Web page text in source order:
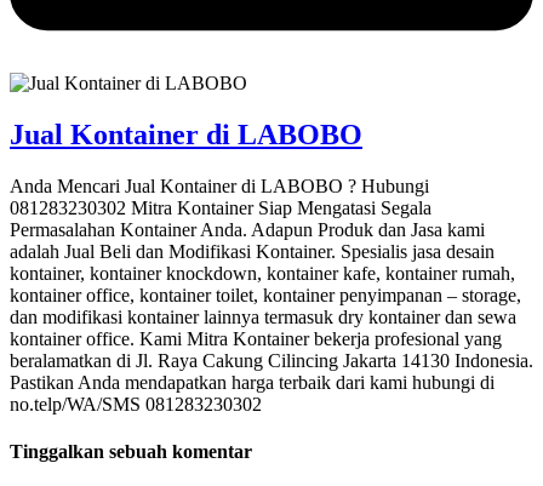
Jual Kontainer di LABOBO
Anda Mencari Jual Kontainer di LABOBO ? Hubungi
081283230302 Mitra Kontainer Siap Mengatasi Segala
Permasalahan Kontainer Anda. Adapun Produk dan Jasa kami
adalah Jual Beli dan Modifikasi Kontainer. Spesialis jasa desain
kontainer, kontainer knockdown, kontainer kafe, kontainer rumah,
kontainer office, kontainer toilet, kontainer penyimpanan – storage,
dan modifikasi kontainer lainnya termasuk dry kontainer dan sewa
kontainer office. Kami Mitra Kontainer bekerja profesional yang
beralamatkan di Jl. Raya Cakung Cilincing Jakarta 14130 Indonesia.
Pastikan Anda mendapatkan harga terbaik dari kami hubungi di
no.telp/WA/SMS 081283230302
Tinggalkan sebuah komentar